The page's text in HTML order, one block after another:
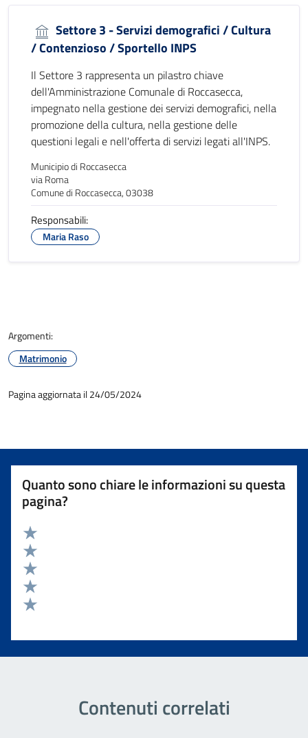
Settore 3 - Servizi demografici / Cultura
/ Contenzioso / Sportello INPS
Il Settore 3 rappresenta un pilastro chiave
dell'Amministrazione Comunale di Roccasecca,
impegnato nella gestione dei servizi demografici, nella
promozione della cultura, nella gestione delle
questioni legali e nell'offerta di servizi legati all'INPS.
Municipio di Roccasecca
via Roma
Comune di Roccasecca, 03038
Responsabili:
Maria Raso
Argomenti:
Matrimonio
Pagina aggiornata il 24/05/2024
Quanto sono chiare le informazioni su questa
pagina?
Valuta 5 stelle su 5
Valuta 4 stelle su 5
Valuta 3 stelle su 5
Valuta 2 stelle su 5
Contenuti correlati